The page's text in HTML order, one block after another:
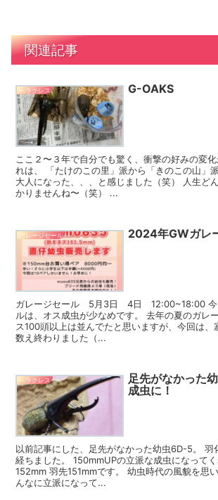
関連記事
ヘラクレス G-OAKS
ここ２〜３年で自分でも驚く、衝撃の好みの変
れは、 「たけのこの里」派から「きのこの山」
大人になった、、、と感じました（笑） 人生ど
かりませんね〜（笑） ...
ガレージセール 2024年GWガレ
ガレージセール 5月3日 4日 12:00~18:00 今
ルは、オス成虫が少なめです。 去年の夏のガレ
ス100頭以上は並んでたと思いますが、今回は、
数え終わりました（...
ヘラクレス
足先がなかった
成虫に！
以前記事にした、足先がなかった幼虫6D-5。 羽
経ちました。 150mmUPの立派な成虫になって
152mm 羽先151mmです。 幼虫時代の風貌を思
んなに立派になって...